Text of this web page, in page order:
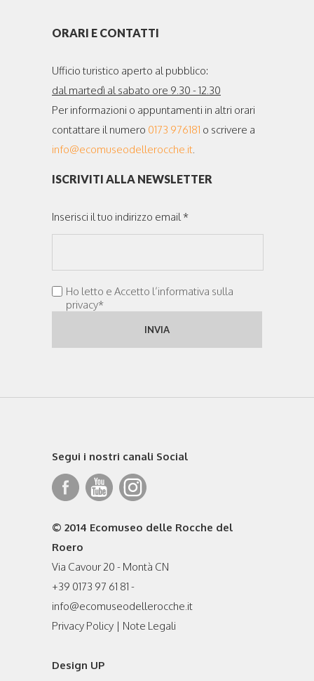
ORARI E CONTATTI
Ufficio turistico aperto al pubblico:
dal martedì al sabato ore 9.30 - 12.30
Per informazioni o appuntamenti in altri orari
contattare il numero 0173 976181 o scrivere a
info@ecomuseodellerocche.it.
ISCRIVITI ALLA NEWSLETTER
Inserisci il tuo indirizzo email *
Ho letto e Accetto l’informativa sulla
privacy*
Segui i nostri canali Social
© 2014 Ecomuseo delle Rocche del
Roero
Via Cavour 20 - Montà CN
+39 0173 97 61 81 -
info@ecomuseodellerocche.it
Privacy Policy | Note Legali
Design UP